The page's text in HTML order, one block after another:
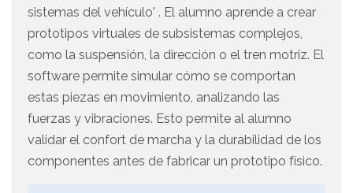
sistemas del vehículo' . El alumno aprende a crear
prototipos virtuales de subsistemas complejos,
como la suspensión, la dirección o el tren motriz. El
software permite simular cómo se comportan
estas piezas en movimiento, analizando las
fuerzas y vibraciones. Esto permite al alumno
validar el confort de marcha y la durabilidad de los
componentes antes de fabricar un prototipo físico.